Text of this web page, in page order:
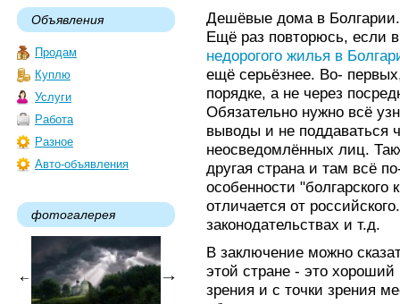
Объявления
Продам
Куплю
Услуги
Работа
Разное
Авто-объявления
фотогалерея
Дешёвые дома в Болгарии.
Ещё раз повторюсь, если
недорогого жилья в
ещё серьёзнее. Во-
порядке, а не через
Обязательно нужно всё
выводы и не поддаваться
неосведомлённых лиц.
другая страна и там всё
особенности "болгарского
отличается от
законодательствах и т.д.
В заключение можно
этой стране - это
зрения и с точки зрения